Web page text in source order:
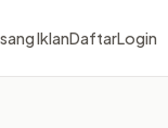
IklanDaftarLogin